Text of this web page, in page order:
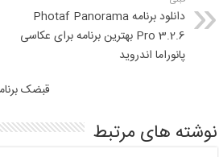
دانلود برنامه Photaf Panorama
Pro 3.2.6 بهترین برنامه برای عکاسی
پانوراما اندروید
قبضک
نوشته های مرتبط